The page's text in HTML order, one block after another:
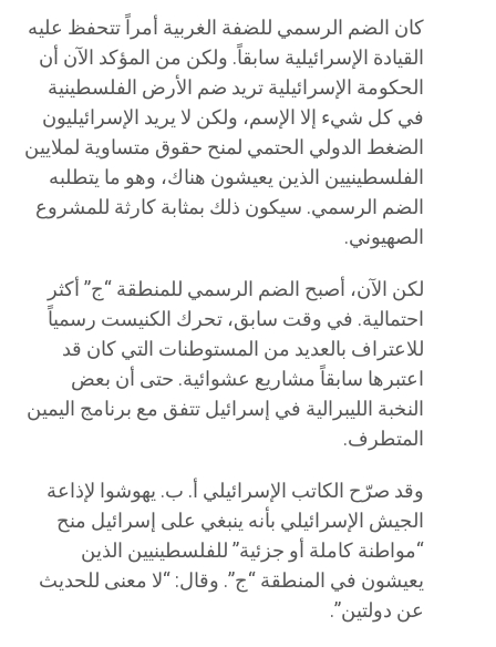
كان الضم الرسمي للضفة الغربية أمراً تتحفظ عليه
القيادة الإسرائيلية سابقاً. ولكن من المؤكد الآن أن
الحكومة الإسرائيلية تريد ضم الأرض الفلسطينية
في كل شيء إلا الإسم، ولكن لا يريد الإسرائيليون
الضغط الدولي الحتمي لمنح حقوق متساوية لملايين
الفلسطينيين الذين يعيشون هناك، وهو ما يتطلبه
الضم الرسمي. سيكون ذلك بمثابة كارثة للمشروع
الصهيوني.
لكن الآن، أصبح الضم الرسمي للمنطقة “ج” أكثر
احتمالية. في وقت سابق، تحرك الكنيست رسمياً
للاعتراف بالعديد من المستوطنات التي كان قد
اعتبرها سابقاً مشاريع عشوائية. حتى أن بعض
النخبة الليبرالية في إسرائيل تتفق مع برنامج اليمين
المتطرف.
وقد صرّح الكاتب الإسرائيلي أ. ب. يهوشوا لإذاعة
الجيش الإسرائيلي بأنه ينبغي على إسرائيل منح
“مواطنة كاملة أو جزئية” للفلسطينيين الذين
يعيشون في المنطقة “ج”. وقال: “لا معنى للحديث
عن دولتين”.